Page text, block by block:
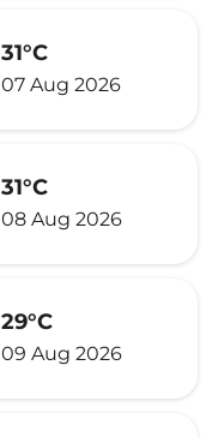
31°C
07 Aug 2026
31°C
08 Aug 2026
29°C
09 Aug 2026